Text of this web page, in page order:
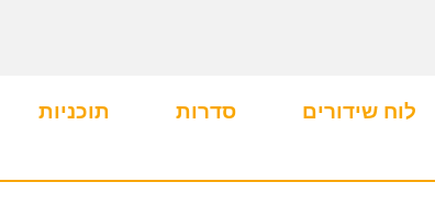
לוח שידורים סדרות תוכניות